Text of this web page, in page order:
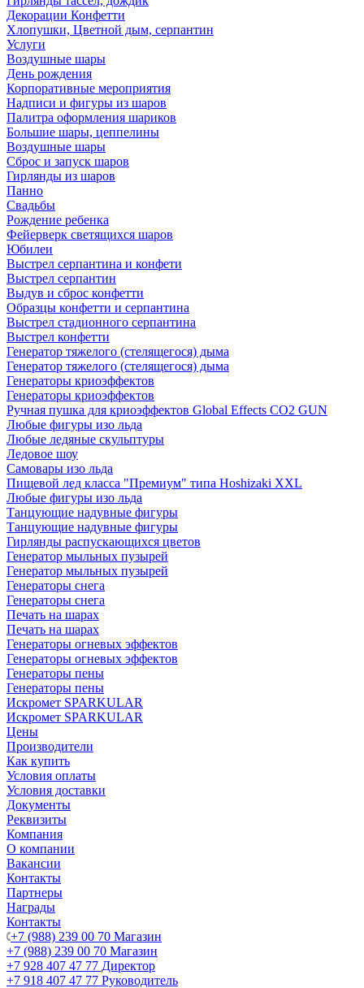
Декорации Конфетти
Хлопушки, Цветной дым, серпантин
Услуги
Воздушные шары
День рождения
Корпоративные мероприятия
Надписи и фигуры из шаров
Палитра оформления шариков
Большие шары, цеппелины
Воздушные шары
Сброс и запуск шаров
Гирлянды из шаров
Панно
Свадьбы
Рождение ребенка
Фейерверк светящихся шаров
Юбилеи
Выстрел серпантина и конфети
Выстрел серпантин
Выдув и сброс конфетти
Образцы конфетти и серпантина
Выстрел стадионного серпантина
Выстрел конфетти
Генератор тяжелого (стелящегося) дыма
Генератор тяжелого (стелящегося) дыма
Генераторы криоэффектов
Генераторы криоэффектов
Ручная пушка для криоэффектов Global Effects CO2 GUN
Любые фигуры изо льда
Любые ледяные скульптуры
Ледовое шоу
Самовары изо льда
Пищевой лед класса "Премиум" типа Hoshizaki XXL
Любые фигуры изо льда
Танцующие надувные фигуры
Танцующие надувные фигуры
Гирлянды распускающихся цветов
Генератор мыльных пузырей
Генератор мыльных пузырей
Генераторы снега
Генераторы снега
Печать на шарах
Печать на шарах
Генераторы огневых эффектов
Генераторы огневых эффектов
Генераторы пены
Генераторы пены
Искромет SPARKULAR
Искромет SPARKULAR
Цены
Производители
Как купить
Условия оплаты
Условия доставки
Документы
Реквизиты
Компания
О компании
Вакансии
Контакты
Партнеры
Награды
Контакты
+7 (988) 239 00 70 Магазин
+7 (988) 239 00 70 Магазин
+7 928 407 47 77 Директор
+7 918 407 47 77 Руководитель